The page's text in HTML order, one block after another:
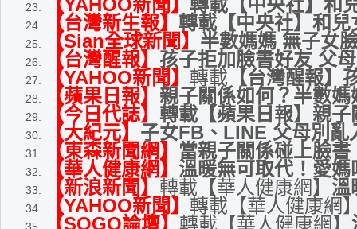
【YAHOO新聞】 轉載【中央社】和
【台灣新生報】 轉載【中央社】和
【Sian全球新聞】 半數媽媽 無子女
【台灣醒報】 孩子拒加臉書好友 父
【YAHOO新聞】 轉載 【台灣醒報】
【蘋果日報】 親子關係如何？半數
【今日代誌】 轉載【蘋果日報】親
【大紀元】 子女FB、LINE 父母別亂
【東森新聞網】 當親子關係碰上臉
【華人健康網】 溫暖無可取代！愛
【新浪新聞】 轉載【華人健康網】 溫
【YAHOO新聞】 轉載【華人健康網
【SOGO論壇】 轉載【華人健康網】